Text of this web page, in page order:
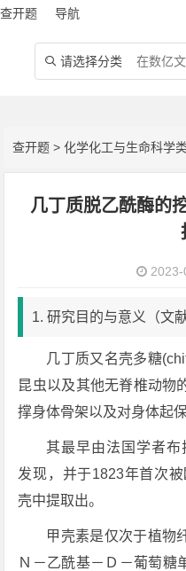
查开题 导航
 请选择分类
查开题 >化学化工与生命科学类
几丁质脱乙酰酶的
2023-
1. 研究目的与意义（文
几丁质又名壳多糖
昆虫以及其他无脊椎动物
撑身体骨架以及对身体起
其最早由法国学者布
发现，并于1823年首次
壳中提取出。
甲壳素是仅次于植物
Ｎ－乙酰基－Ｄ－葡萄糖